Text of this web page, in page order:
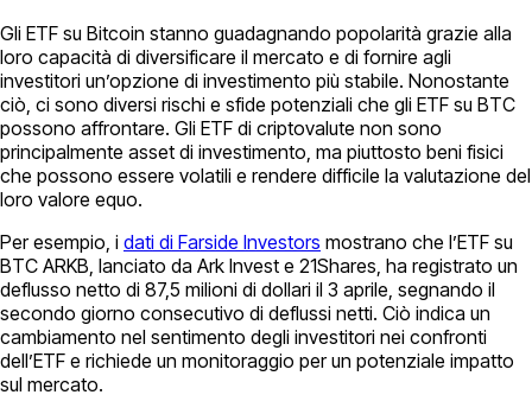
Gli ETF su Bitcoin stanno guadagnando popolarità grazie alla
loro capacità di diversificare il mercato e di fornire agli
investitori un’opzione di investimento più stabile. Nonostante
ciò, ci sono diversi rischi e sfide potenziali che gli ETF su BTC
possono affrontare. Gli ETF di criptovalute non sono
principalmente asset di investimento, ma piuttosto beni fisici
che possono essere volatili e rendere difficile la valutazione del
loro valore equo.
Per esempio, i dati di Farside Investors mostrano che l’ETF su
BTC ARKB, lanciato da Ark Invest e 21Shares, ha registrato un
deflusso netto di 87,5 milioni di dollari il 3 aprile, segnando il
secondo giorno consecutivo di deflussi netti. Ciò indica un
cambiamento nel sentimento degli investitori nei confronti
dell’ETF e richiede un monitoraggio per un potenziale impatto
sul mercato.